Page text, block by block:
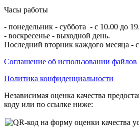
Часы работы
- понедельник - суббота - с 10.00 до
- воскресенье - выходной день.
Последний вторник каждого месяца -
Соглашение об использовании файлов
Политика конфиденциальности
Независимая оценка качества
коду или по ссылке ниже: